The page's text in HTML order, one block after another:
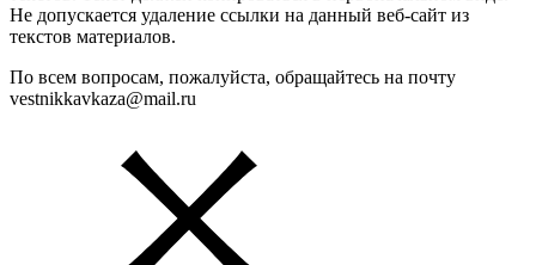
Не допускается удаление ссылки на данный веб-сайт из
текстов материалов.
По всем вопросам, пожалуйста, обращайтесь на почту
vestnikkavkaza@mail.ru